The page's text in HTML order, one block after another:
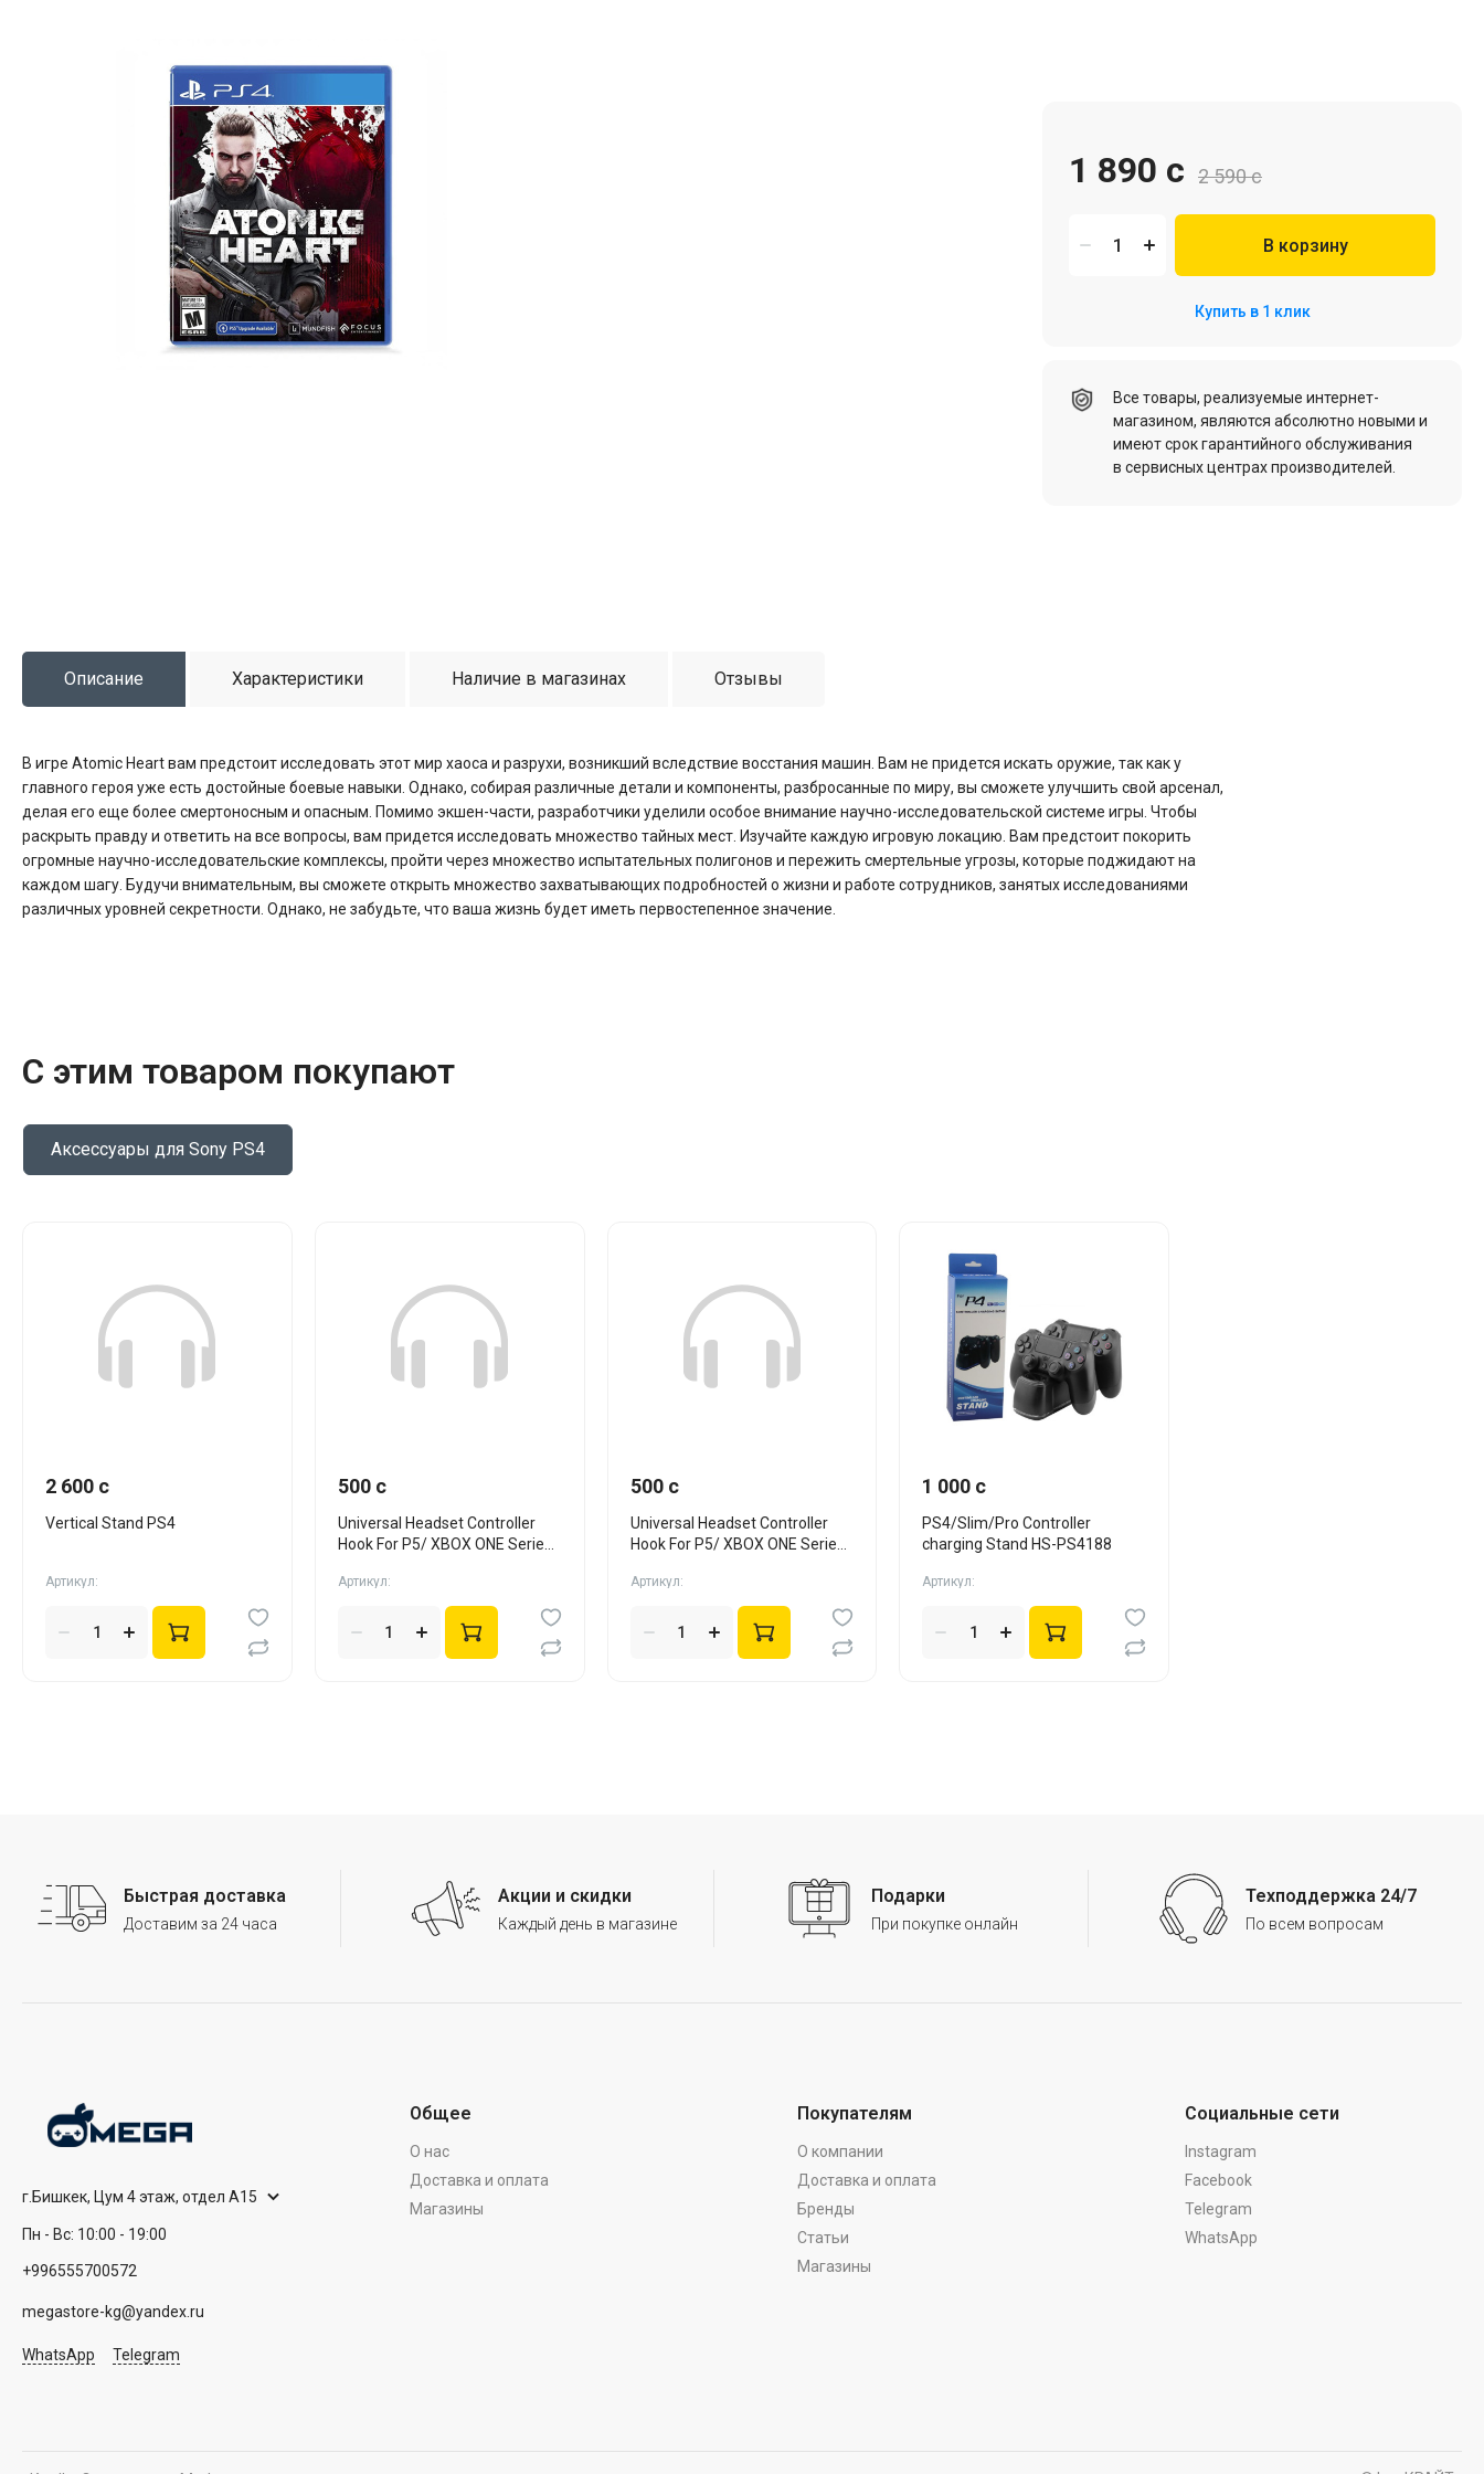
Наушники
Колонки Цифровые товары (Подписки PSN, Xbox, Steam, ПК)
2 590 c
1 890 c
В корзину
Купить в 1 клик
Все товары, реализуемые интернет-
магазином, являются абсолютно новыми и
имеют срок гарантийного обслуживания
в сервисных центрах производителей.
Описание Характеристики Наличие в магазинах Отзывы
В игре Atomic Heart вам предстоит исследовать этот мир хаоса и разрухи, возникший вследствие восстания машин. Вам не придется искать оружие, так как у
главного героя уже есть достойные боевые навыки. Однако, собирая различные детали и компоненты, разбросанные по миру, вы сможете улучшить свой арсенал,
делая его еще более смертоносным и опасным. Помимо экшен-части, разработчики уделили особое внимание научно-исследовательской системе игры. Чтобы
раскрыть правду и ответить на все вопросы, вам придется исследовать множество тайных мест. Изучайте каждую игровую локацию. Вам предстоит покорить
огромные научно-исследовательские комплексы, пройти через множество испытательных полигонов и пережить смертельные угрозы, которые поджидают на
каждом шагу. Будучи внимательным, вы сможете открыть множество захватывающих подробностей о жизни и работе сотрудников, занятых исследованиями
различных уровней секретности. Однако, не забудьте, что ваша жизнь будет иметь первостепенное значение.
С этим товаром покупают
Аксессуары для Sony PS4
2 600 c
Vertical Stand PS4
Артикул:
500 c
Universal Headset Controller
Hook For P5/ XBOX ONE Series
Артикул:
500 c
Universal Headset Controller
Hook For P5/ XBOX ONE Series
Артикул:
1 000 c
PS4/Slim/Pro Controller
charging Stand HS-PS4188
Артикул:
Быстрая доставка
Доставим за 24 часа
Акции и скидки
Каждый день в магазине
Подарки
При покупке онлайн
Техподдержка 24/7
По всем вопросам
г.Бишкек, Цум 4 этаж, отдел А15
Пн - Вс: 10:00 - 19:00
+996555700572
megastore-kg@yandex.ru
WhatsApp Telegram
Общее
О нас
Доставка и оплата
Магазины
Покупателям
О компании
Доставка и оплата
Бренды
Статьи
Магазины
Социальные сети
Instagram
Facebook
Telegram
WhatsApp